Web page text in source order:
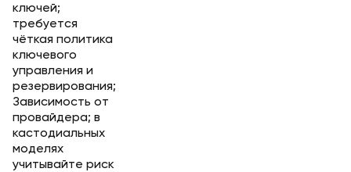
ключей;
требуется
чёткая политика
ключевого
управления и
резервирования;
Зависимость от
провайдера; в
кастодиальных
моделях
учитывайте риск